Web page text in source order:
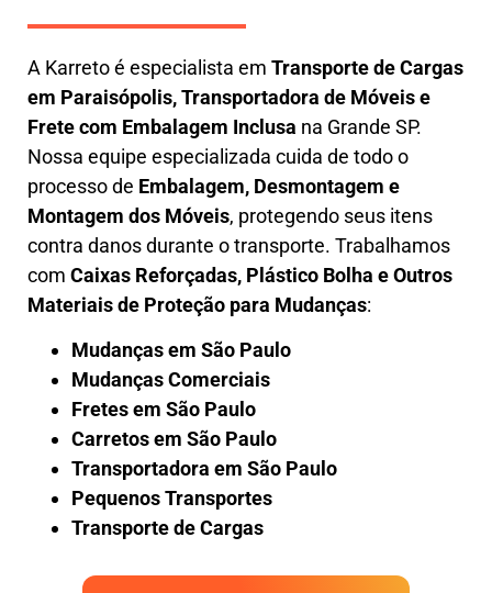
A Karretoé especialista em Transporte de Cargas
em Paraisópolis,Transportadora de Móveis e
Frete com Embalagem Inclusa na Grande SP.
Nossa equipe especializada cuida de todo o
processo de Embalagem, Desmontagem e
Montagem dos Móveis, protegendo seus itens
contra danos durante o transporte. Trabalhamos
com Caixas Reforçadas, Plástico Bolha e Outros
Materiais de Proteção para Mudanças:
Mudanças em São Paulo
Mudanças Comerciais
Fretes em São Paulo
Carretos em São Paulo
Transportadora em São Paulo
Pequenos Transportes
Transporte de Cargas